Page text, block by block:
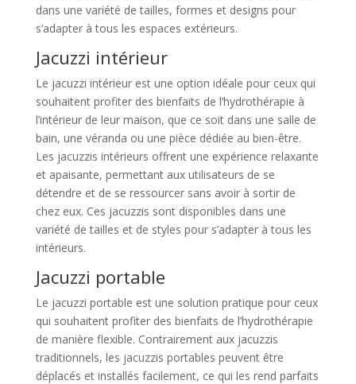
dans une variété de tailles, formes et designs pour
s’adapter à tous les espaces extérieurs.
Jacuzzi intérieur
Le jacuzzi intérieur est une option idéale pour ceux qui
souhaitent profiter des bienfaits de l’hydrothérapie à
l’intérieur de leur maison, que ce soit dans une salle de
bain, une véranda ou une pièce dédiée au bien-être.
Les jacuzzis intérieurs offrent une expérience relaxante
et apaisante, permettant aux utilisateurs de se
détendre et de se ressourcer sans avoir à sortir de
chez eux. Ces jacuzzis sont disponibles dans une
variété de tailles et de styles pour s’adapter à tous les
intérieurs.
Jacuzzi portable
Le jacuzzi portable est une solution pratique pour ceux
qui souhaitent profiter des bienfaits de l’hydrothérapie
de manière flexible. Contrairement aux jacuzzis
traditionnels, les jacuzzis portables peuvent être
déplacés et installés facilement, ce qui les rend parfaits